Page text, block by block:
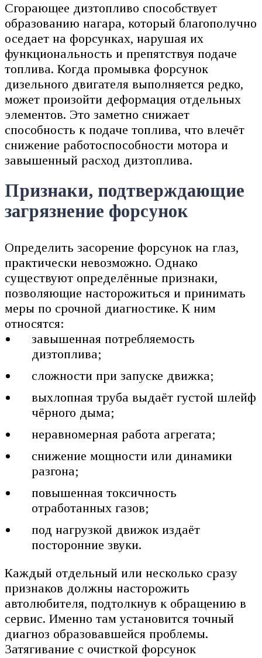
Сгорающее дизтопливо способствует
образованию нагара, который благополучно
оседает на форсунках, нарушая их
функциональность и препятствуя подаче
топлива. Когда промывка форсунок
дизельного двигателя выполняется редко,
может произойти деформация отдельных
элементов. Это заметно снижает
способность к подаче топлива, что влечёт
снижение работоспособности мотора и
завышенный расход дизтоплива.
Признаки, подтверждающие
загрязнение форсунок
Определить засорение форсунок на глаз,
практически невозможно. Однако
существуют определённые признаки,
позволяющие насторожиться и принимать
меры по срочной диагностике. К ним
относятся:
завышенная потребляемость
дизтоплива;
сложности при запуске движка;
выхлопная труба выдаёт густой шлейф
чёрного дыма;
неравномерная работа агрегата;
снижение мощности или динамики
разгона;
повышенная токсичность
отработанных газов;
под нагрузкой движок издаёт
посторонние звуки.
Каждый отдельный или несколько сразу
признаков должны насторожить
автолюбителя, подтолкнув к обращению в
сервис. Именно там установится точный
диагноз образовавшейся проблемы.
Затягивание с очисткой форсунок